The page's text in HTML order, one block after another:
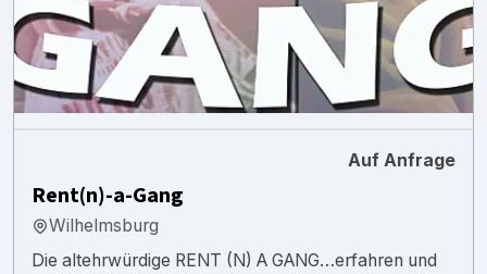
Auf Anfrage
Rent(n)-a-Gang
Wilhelmsburg
Die altehrwürdige RENT (N) A GANG…erfahren und